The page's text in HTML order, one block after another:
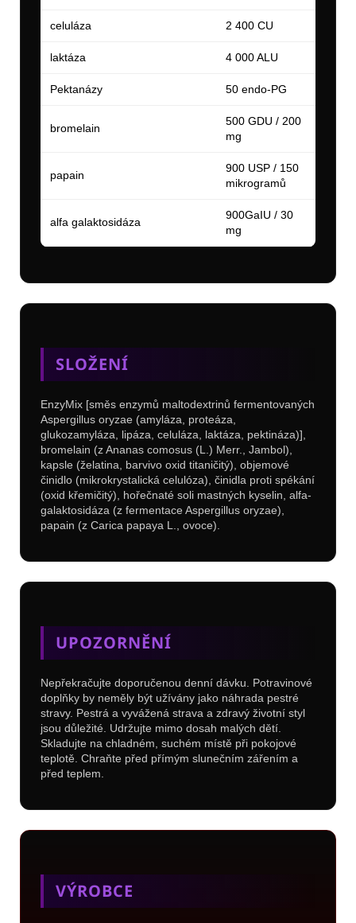
celuláza 2 400 CU
laktáza 4 000 ALU
Pektanázy 50 endo-PG
bromelain
500 GDU / 200
mg
papain
900 USP / 150
mikrogramů
alfa galaktosidáza
900GaIU / 30
mg
SLOŽENÍ
EnzyMix [směs enzymů maltodextrinů fermentovaných
Aspergillus oryzae (amyláza, proteáza,
glukozamyláza, lipáza, celuláza, laktáza, pektináza)],
bromelain (z Ananas comosus (L.) Merr., Jambol),
kapsle (želatina, barvivo oxid titaničitý), objemové
činidlo (mikrokrystalická celulóza), činidla proti spékání
(oxid křemičitý), hořečnaté soli mastných kyselin, alfa-
galaktosidáza (z fermentace Aspergillus oryzae),
papain (z Carica papaya L., ovoce).
UPOZORNĚNÍ
Nepřekračujte doporučenou denní dávku. Potravinové
doplňky by neměly být užívány jako náhrada pestré
stravy. Pestrá a vyvážená strava a zdravý životní styl
jsou důležité. Udržujte mimo dosah malých dětí.
Skladujte na chladném, suchém místě při pokojové
teplotě. Chraňte před přímým slunečním zářením a
před teplem.
VÝROBCE